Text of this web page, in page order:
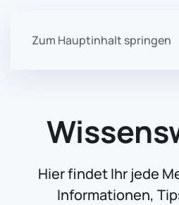
Zum Hauptinhalt springen
Hier findet Ihr jede
Informationen,